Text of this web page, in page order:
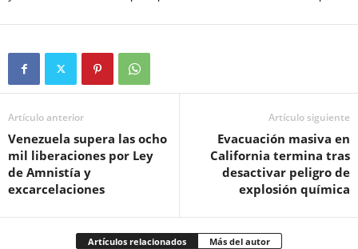
Artículo anterior
Venezuela supera las ocho
mil liberaciones por Ley
de Amnistía y
excarcelaciones
Artículo siguiente
Evacuación masiva en
California termina tras
desactivar peligro de
explosión química
Artículos relacionados Más del autor